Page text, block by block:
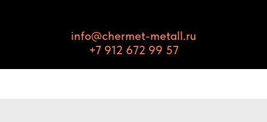
info@chermet-metall.ru
+7 912 672 99 57